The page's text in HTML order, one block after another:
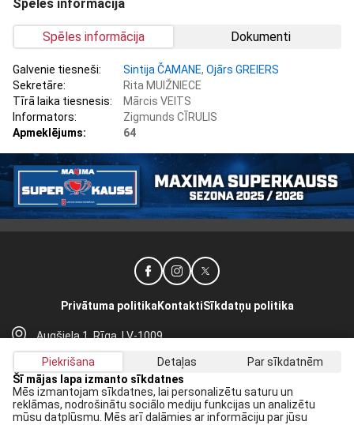
Spēles informācija
Spēles informācija Dokumenti
Galvenie tiesneši: Sintija ČAMANE, Ojārs GREIERS
Sekretāre:
Rita MUIŽNIECE
Tīrā laika tiesnesis:
Mārcis VEITS
Informators:
Zigmunds CĪRULIS
Apmeklējums:
64
Augšiela 1, Rīga, LV-1009
lhf@lhf.lv
+371 67565614
Privātuma politika KontaktiSīkdatņu politika
Saņem jaunākās ziņas savā E-pastā:
Piekrišana Detaļas
Par sīkdatnēm
Šī mājas lapa izmanto sīkdatnes
Mēs izmantojam sīkdatnes, lai personalizētu saturu un
reklāmas, nodrošinātu sociālo mediju funkcijas un analizētu
mūsu datplūsmu. Mēs arī dalāmies ar informāciju par jūsu